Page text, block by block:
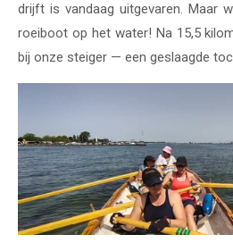
drijft is vandaag uitgevaren. Maar
roeiboot op het water! Na 15,5
bij onze steiger — een geslaagde